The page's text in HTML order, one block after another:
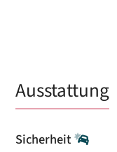
Ausstattung
Sicherheit